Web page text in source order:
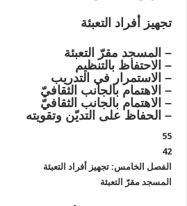
تجهيز أفراد التعبئة
– المسجد مقرّ التعبئة
– الاحتفاظ بالتنظيم‏
– الاستمرار في التدريب‏
– الاهتمام بالجانب الثقافيّ‏
– الاهتمام بالجانب الثقافيّ‏
– الحفاظ على التديّن وتقويته‏
55
42
الفصل الخامس: تجهيز أفراد التعبئة
المسجد مقرّ التعبئة